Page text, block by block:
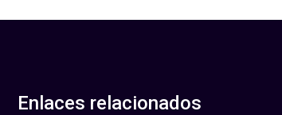
Enlaces relacionados